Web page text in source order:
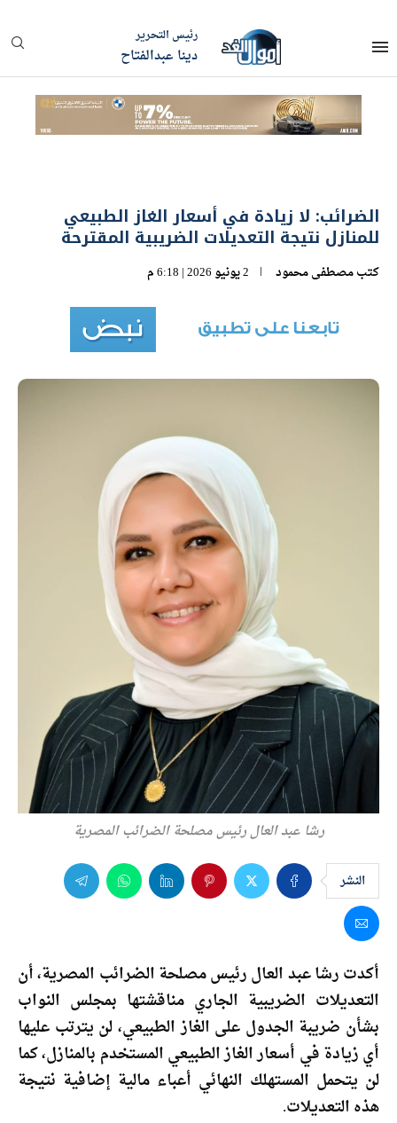
رئيس التحرير
دينا عبدالفتاح
الضرائب: لا زيادة في أسعار الغاز الطبيعي
للمنازل نتيجة التعديلات الضريبية المقترحة
كتبمصطفى محمود 2 يونيو 2026 | 6:18 م
رشا عبد العال رئيس مصلحة الضرائب المصرية
النشر
أكدت رشا عبد العال رئيس مصلحة الضرائب المصرية، أن
التعديلات الضريبية الجاري مناقشتها بمجلس النواب
بشأن ضريبة الجدول على الغاز الطبيعي، لن يترتب عليها
أي زيادة في أسعار الغاز الطبيعي المستخدم بالمنازل، كما
لن يتحمل المستهلك النهائي أعباء مالية إضافية نتيجة
هذه التعديلات.